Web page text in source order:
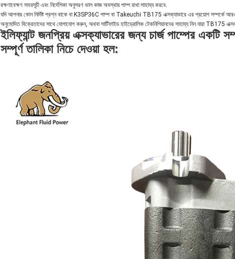
রক্ষণাবেক্ষণ সময়সূচী এবং নির্দেশিকা অনুসরণ ভাল কাজ অবস্থায় পাম্প রাখা সাহায্য করবে.
যদি আপনার কোন নির্দিষ্ট প্রশ্ন থাকে বা K3SP36C পাম্প বা Takeuchi TB175 এক্সক্যাভারে এর প্রয়োগ সম্পর্কে
অনুমোদিত বিক্রেতাদের সাথে যোগাযোগ করুন, অথবা সার্টিফাইড হাইড্রোলিক টেকনিশিয়ানদের সাহায্য নিন যারা TB175
ইলিফ্যান্ট জনপ্রিয় এক্সক্যাভারের জন্য চার্জ পাম্পের একটি
সম্পূর্ণ তালিকা নিচে দেওয়া হল: